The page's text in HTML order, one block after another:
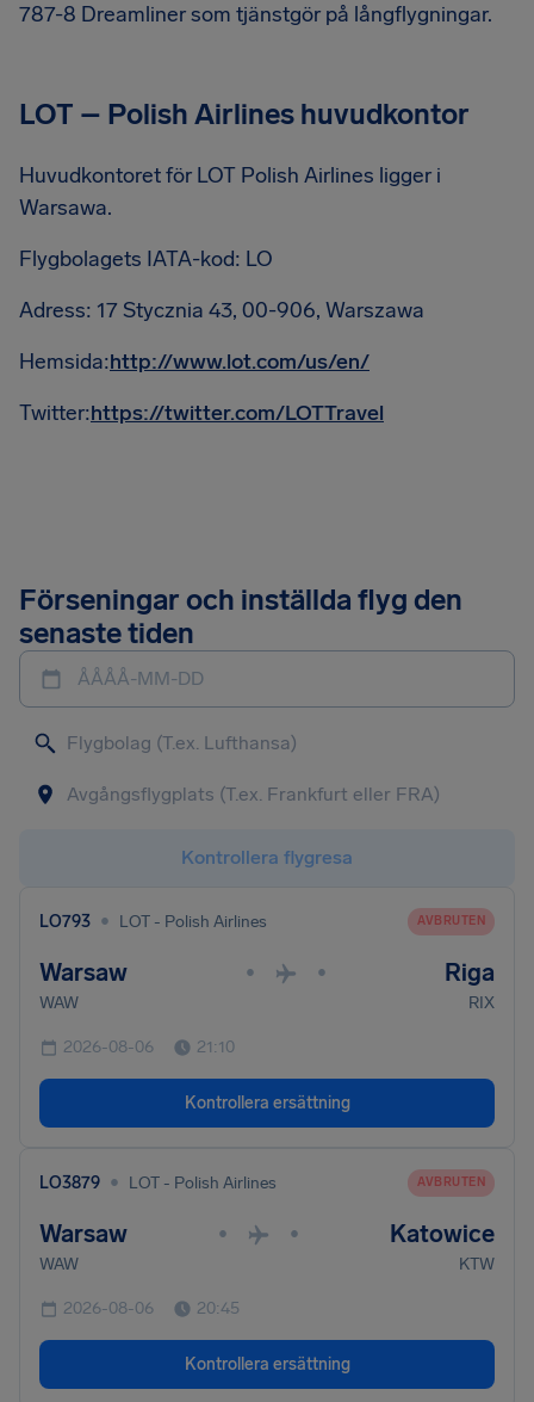
787-8 Dreamliner som tjänstgör på långflygningar.
LOT – Polish Airlines huvudkontor
Huvudkontoret för LOT Polish Airlines ligger i
Warsawa.
Flygbolagets IATA-kod: LO
Adress: 17 Stycznia 43, 00-906, Warszawa
Hemsida:http://www.lot.com/us/en/
Twitter:https://twitter.com/LOTTravel
Förseningar och inställda flyg den
senaste tiden
ÅÅÅÅ-MM-DD
Kontrollera flygresa
LO793 • LOT - Polish Airlines AVBRUTEN
Warsaw • • Riga
WAW RIX
2026-08-06 21:10
Kontrollera ersättning
LO3879 • LOT - Polish Airlines AVBRUTEN
Warsaw • • Katowice
WAW KTW
2026-08-06 20:45
Kontrollera ersättning